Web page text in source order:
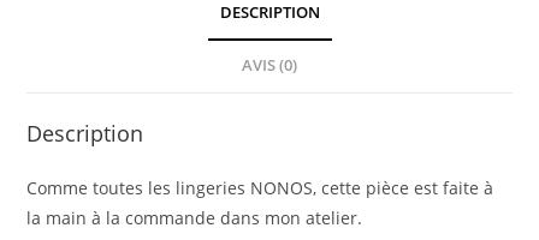
DESCRIPTION
AVIS (0)
Description
Comme toutes les lingeries NONOS, cette pièce est faite à
la main à la commande dans mon atelier.